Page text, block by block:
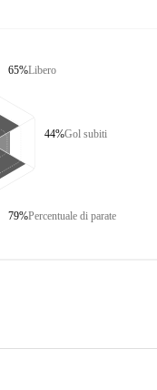
Libero
65%
Gol subiti
44%
Percentuale di parate
79%